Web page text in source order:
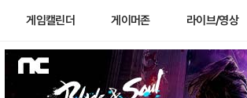
게임캘린더 게이머존 라이브/영상